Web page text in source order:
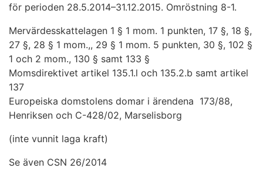
för perioden 28.5.2014–31.12.2015. Omröstning 8-1.
Mervärdesskattelagen 1 § 1 mom. 1 punkten, 17 §, 18 §,
27 §, 28 § 1 mom.,, 29 § 1 mom. 5 punkten, 30 §, 102 §
1 och 2 mom., 130 § samt 133 §
Momsdirektivet artikel 135.1.l och 135.2.b samt artikel
137
Europeiska domstolens domar i ärendena 173/88,
Henriksen och C-428/02, Marselisborg
(inte vunnit laga kraft)
Se även CSN 26/2014